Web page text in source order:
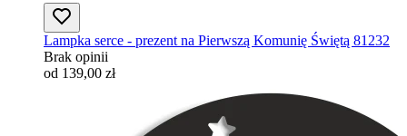
Lampka serce - prezent na Pierwszą Komunię Świętą 81232
Brak opinii
od 139,00 zł